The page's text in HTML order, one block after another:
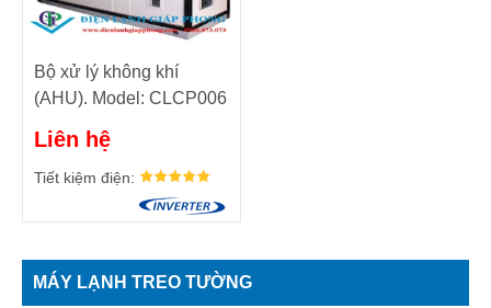
Bộ xử lý không khí
(AHU). Model: CLCP006
Liên hệ
Tiết kiệm điện:
MÁY LẠNH TREO TƯỜNG